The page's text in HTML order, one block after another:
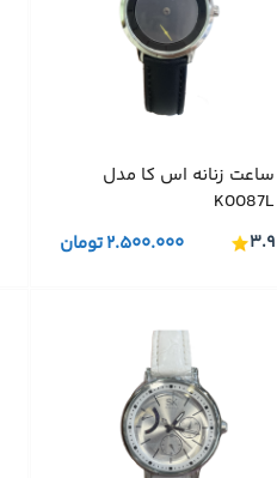
ساعت زنانه اس کا مدل
K0087L
۲.۵۰۰.۰۰۰تومان ۳.۹